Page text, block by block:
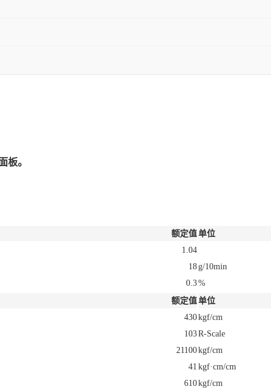
板。
额定值单位
1.04
18g/10min
0.3%
额定值单位
430kgf/cm
103R-Scale
21100kgf/cm
41 kgf·cm/cm
610kgf/cm